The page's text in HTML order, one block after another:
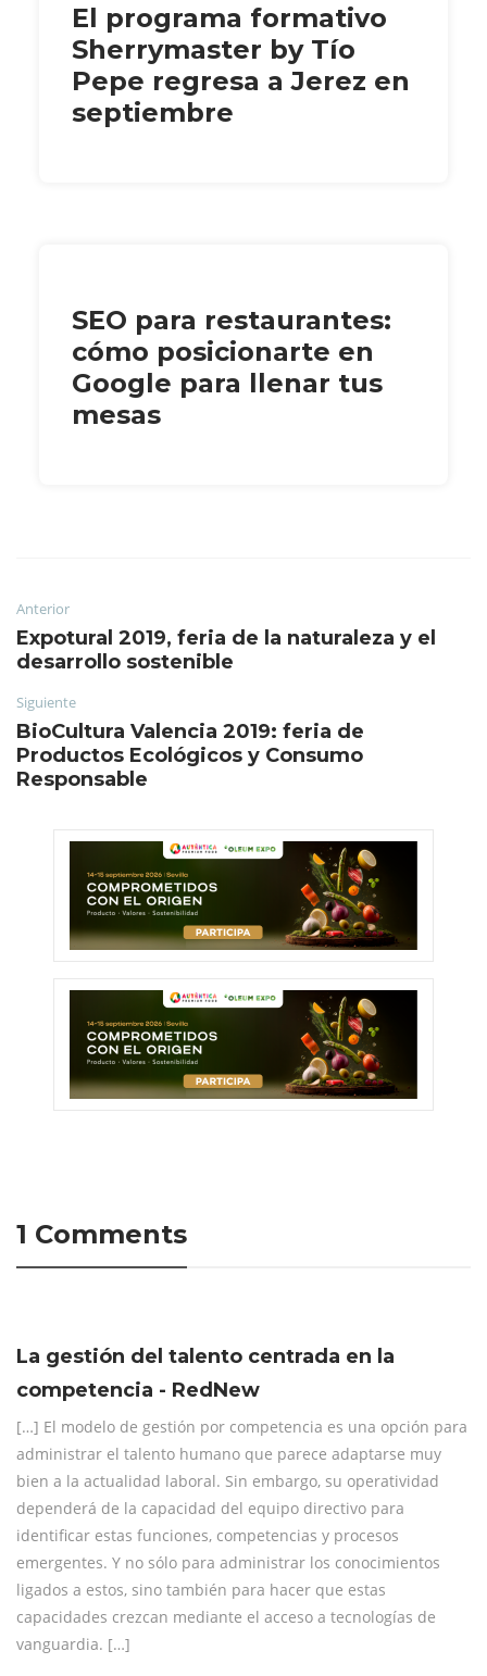
El programa formativo
Sherrymaster by Tío
Pepe regresa a Jerez en
septiembre
SEO para restaurantes:
cómo posicionarte en
Google para llenar tus
mesas
Anterior
Expotural 2019, feria de la naturaleza y el
desarrollo sostenible
Siguiente
BioCultura Valencia 2019: feria de
Productos Ecológicos y Consumo
Responsable
1 Comments
La gestión del talento centrada en la
competencia - RedNew
[…] El modelo de gestión por competencia es una opción para
administrar el talento humano que parece adaptarse muy
bien a la actualidad laboral. Sin embargo, su operatividad
dependerá de la capacidad del equipo directivo para
identificar estas funciones, competencias y procesos
emergentes. Y no sólo para administrar los conocimientos
ligados a estos, sino también para hacer que estas
capacidades crezcan mediante el acceso a tecnologías de
vanguardia. […]